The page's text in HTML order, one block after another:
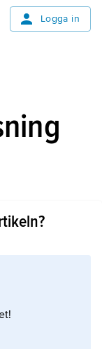
Logga in
A View